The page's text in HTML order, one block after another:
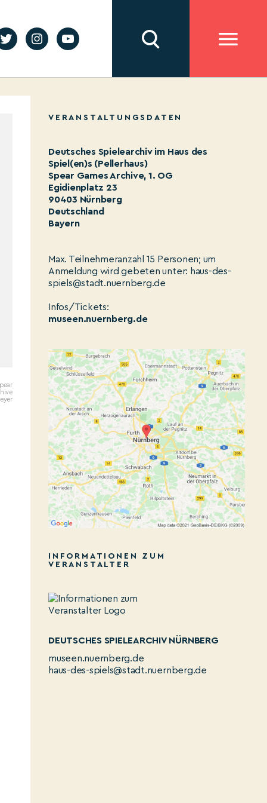
VERANSTALTUNGSDATEN
Deutsches Spielearchiv im Haus des
Spiel(en)s (Pellerhaus)
Spear Games Archive, 1. OG
Egidienplatz 23
90403 Nürnberg
Deutschland
Bayern
Max. Teilnehmeranzahl 15 Personen; um
Anmeldung wird gebeten unter: haus-des-
spiels@stadt.nuernberg.de
Infos/Tickets:
museen.nuernberg.de
INFORMATIONEN ZUM
VERANSTALTER
DEUTSCHES SPIELEARCHIV NÜRNBERG
museen.nuernberg.de
haus-des-spiels@stadt.nuernberg.de